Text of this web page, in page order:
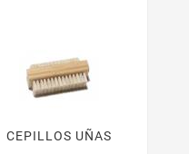
CEPILLOS UÑAS